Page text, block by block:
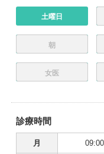
土曜日
朝
女医
診療時間
月